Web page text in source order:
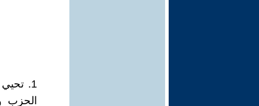
1.
الحزب